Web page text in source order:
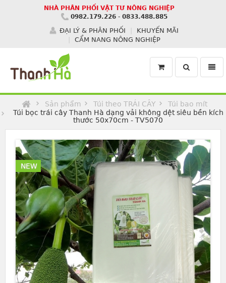
NHÀ PHÂN PHỐI VẬT TƯ NÔNG NGHIỆP
0982.179.226 - 0833.488.885
ĐẠI LÝ & PHÂN PHỐI
KHUYẾN MÃI
CẨM NANG NÔNG NGHIỆP
Toggle
search
Sản phẩm Túi theo TRÁI CÂY
Túi bao mít
Túi bọc trái cây Thanh Hà dạng vải không dệt siêu bền kích
thước 50x70cm - TV5070
NEW